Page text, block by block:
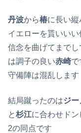
丹波から椿に長い縦
イエローを貰いいい
信念を曲げてまでし
は調子の良い赤崎で
守備陣は混乱します
結局蹴ったのはジー
と杉江に合わせド
2の同点です